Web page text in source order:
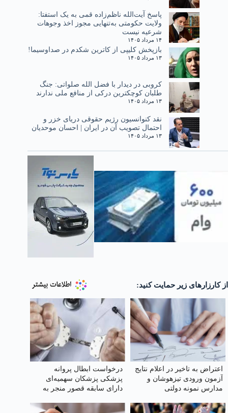
پاسخ آیت‌الله ناظم‌زاده قمی به یک استفتا:
ولایت حکومتی به‌تنهایی مجوز اخذ وجوهات
شرعیه نیست
۱۴ مرداد ۱۴۰۵
بازپخش کلیپی از کاترین شکدم در صداوسیما!
۱۳ مرداد ۱۴۰۵
کروبی در دیدار با فضل الله صلواتی: جنگ
طلبان کوچکترین درکی از منافع ملی ندارند
۱۳ مرداد ۱۴۰۵
نقد کنوانسیون رژیم حقوقی دریای خزر و
احتمال تصویب آن در ایران | احسان موحدیان
۱۳ مرداد ۱۴۰۵
از کارزارهای زیر حمایت کنید:
اعتراض به تاخیر در اعلام نتایج
آزمون ورودی تیزهوشان و
مدارس نمونه دولتی
درخواست ابطال پروانه
پزشکی پزشکان سهمیه‌ای
دارای سابقه قصور منجر به